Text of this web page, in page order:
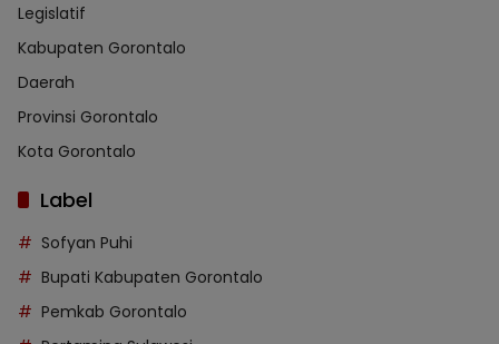
Legislatif
Kabupaten Gorontalo
Daerah
Provinsi Gorontalo
Kota Gorontalo
Label
Sofyan Puhi
Bupati Kabupaten Gorontalo
Pemkab Gorontalo